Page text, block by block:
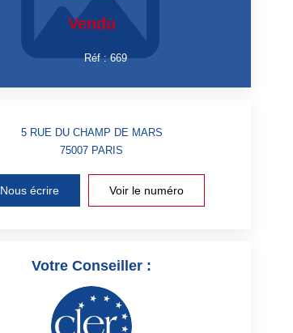
Vendu
Réf :669
5 RUE DU CHAMP DE MARS
75007 PARIS
Nous écrire Voir le numéro
Votre Conseiller :